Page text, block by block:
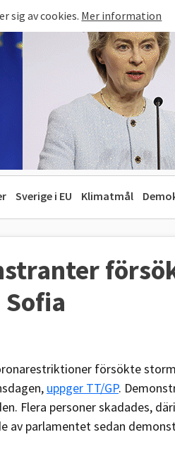
sig av cookies. Mer information
Sverige i EU Klimatmål
försökte
uppger TT/GP.
Flera personer skadades,
av parlamentet sedan